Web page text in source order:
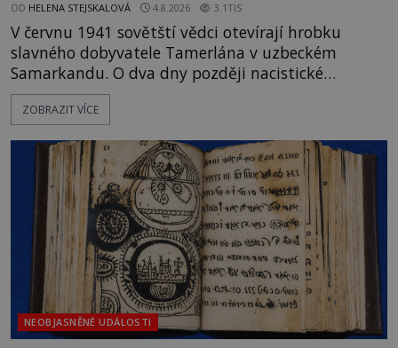
OD HELENA STEJSKALOVÁ 4.8.2026 3.1TIS
V červnu 1941 sovětští vědci otevírají hrobku
slavného dobyvatele Tamerlána v uzbeckém
Samarkandu. O dva dny později nacistické
Německo zahajuje operaci Barbarossa a napadá
Sovětský svaz. Shoda dat je natolik zarážející, že se
na legendě něco pravdy, nebo jde jen o fascinující
souhru okolností? Když antropolog Michail
Gerasimov (1907-1970) a
ZOBRAZIT VÍCE
NEOBJASNĚNÉ UDÁLOSTI